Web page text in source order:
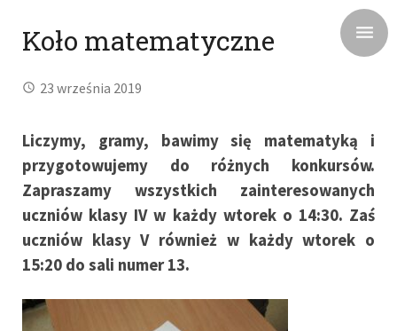
Koło matematyczne
23 września 2019
Liczymy, gramy, bawimy się matematyką i
przygotowujemy do różnych konkursów.
Zapraszamy wszystkich zainteresowanych
uczniów klasy IV w każdy wtorek o 14:30. Zaś
uczniów klasy V również w każdy wtorek o
15:20 do sali numer 13.